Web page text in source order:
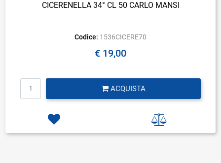
CICERENELLA 34° CL 50 CARLO MANSI
Codice: 1536CICERE70
€ 19,00
ACQUISTA